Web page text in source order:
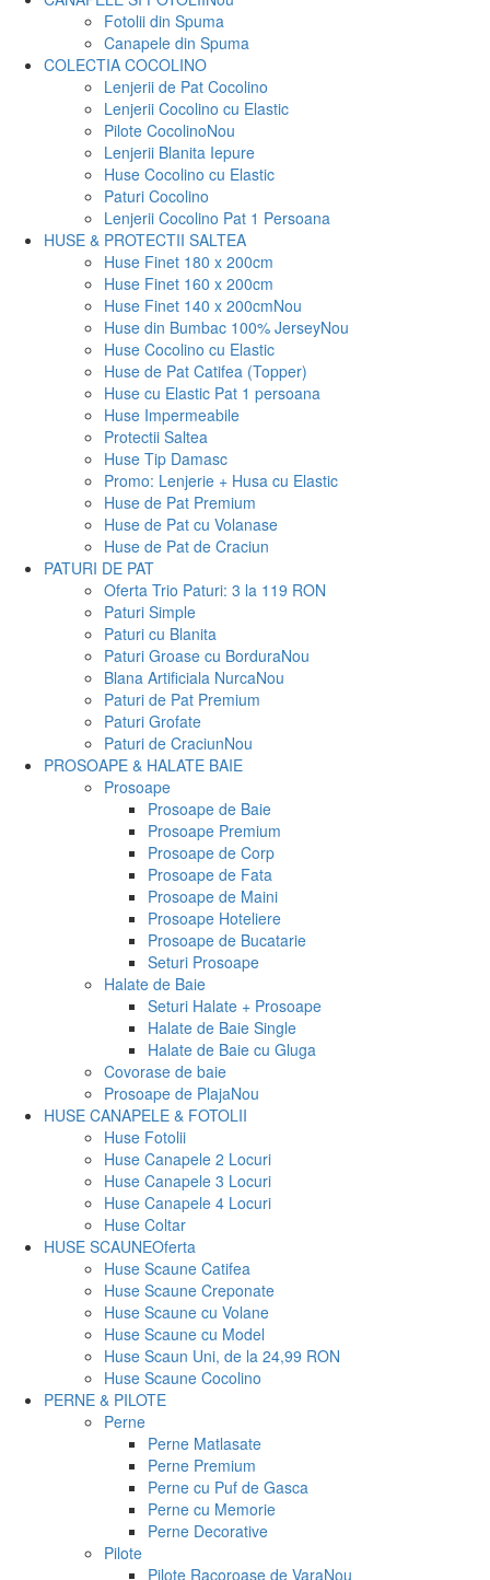
Fotolii din Spuma
Canapele din Spuma
COLECTIA COCOLINO
Lenjerii de Pat Cocolino
Lenjerii Cocolino cu Elastic
Pilote CocolinoNou
Lenjerii Blanita Iepure
Huse Cocolino cu Elastic
Paturi Cocolino
Lenjerii Cocolino Pat 1 Persoana
HUSE & PROTECTII SALTEA
Huse Finet 180 x 200cm
Huse Finet 160 x 200cm
Huse Finet 140 x 200cmNou
Huse din Bumbac 100% JerseyNou
Huse Cocolino cu Elastic
Huse de Pat Catifea (Topper)
Huse cu Elastic Pat 1 persoana
Huse Impermeabile
Protectii Saltea
Huse Tip Damasc
Promo: Lenjerie + Husa cu Elastic
Huse de Pat Premium
Huse de Pat cu Volanase
Huse de Pat de Craciun
PATURI DE PAT
Oferta Trio Paturi: 3 la 119 RON
Paturi Simple
Paturi cu Blanita
Paturi Groase cu BorduraNou
Blana Artificiala NurcaNou
Paturi de Pat Premium
Paturi Grofate
Paturi de CraciunNou
PROSOAPE & HALATE BAIE
Prosoape
Prosoape de Baie
Prosoape Premium
Prosoape de Corp
Prosoape de Fata
Prosoape de Maini
Prosoape Hoteliere
Prosoape de Bucatarie
Seturi Prosoape
Halate de Baie
Seturi Halate + Prosoape
Halate de Baie Single
Halate de Baie cu Gluga
Covorase de baie
Prosoape de PlajaNou
HUSE CANAPELE & FOTOLII
Huse Fotolii
Huse Canapele 2 Locuri
Huse Canapele 3 Locuri
Huse Canapele 4 Locuri
Huse Coltar
HUSE SCAUNEOferta
Huse Scaune Catifea
Huse Scaune Creponate
Huse Scaune cu Volane
Huse Scaune cu Model
Huse Scaun Uni, de la 24,99 RON
Huse Scaune Cocolino
PERNE & PILOTE
Perne
Perne Matlasate
Perne Premium
Perne cu Puf de Gasca
Perne cu Memorie
Perne Decorative
Pilote
Pilote Racoroase de VaraNou